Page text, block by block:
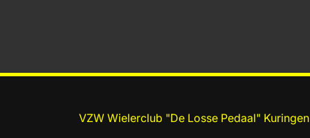
VZW Wielerclub "De Losse Pedaal" Kuringen